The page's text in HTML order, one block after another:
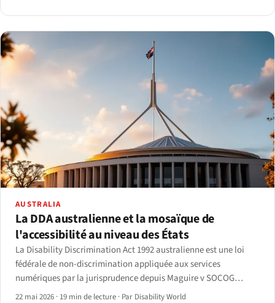
AUSTRALIA
La DDA australienne et la mosaïque de
l'accessibilité au niveau des États
La Disability Discrimination Act 1992 australienne est une loi
fédérale de non-discrimination appliquée aux services
numériques par la jurisprudence depuis Maguire v SOCOG
(2000).
22 mai 2026 · 19 min de lecture · Par Disability World